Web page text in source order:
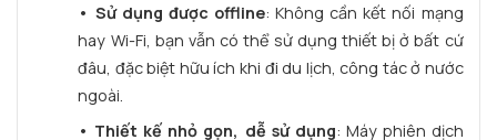
• Sử dụng được offline: Không cần kết nối mạng
hay Wi-Fi, bạn vẫn có thể sử dụng thiết bị ở bất cứ
đâu, đặc biệt hữu ích khi đi du lịch, công tác ở nước
ngoài.
• Thiết kế nhỏ gọn, dễ sử dụng: Máy phiên dịch